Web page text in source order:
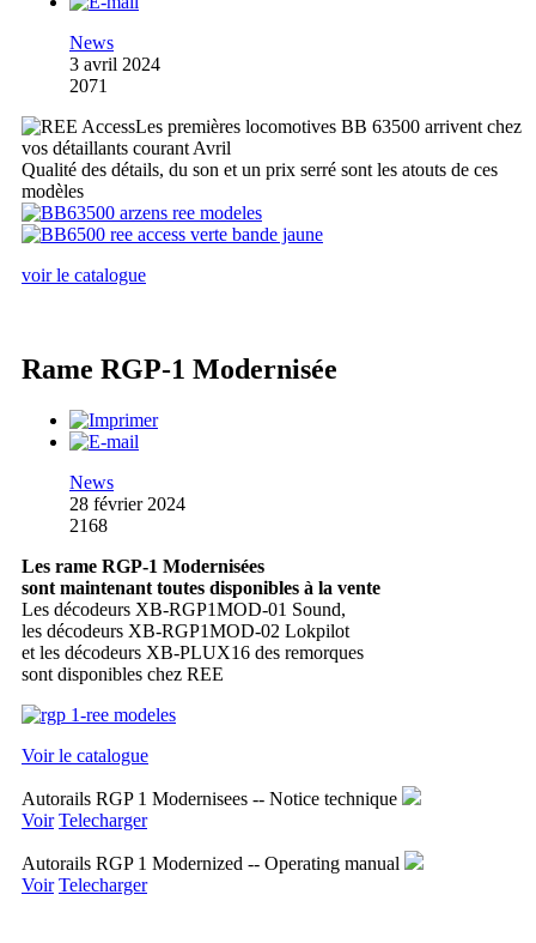
News
3 avril 2024
2071
Les premières locomotives BB 63500 arrivent chez
vos détaillants courant Avril
Qualité des détails, du son et un prix serré sont les atouts de ces
modèles
voir le catalogue
Rame RGP-1 Modernisée
News
28 février 2024
2168
Les rame RGP-1 Modernisées
sont maintenant toutes disponibles à la vente
Les décodeurs XB-RGP1MOD-01 Sound,
les décodeurs XB-RGP1MOD-02 Lokpilot
et les décodeurs XB-PLUX16 des remorques
sont disponibles chez REE
Voir le catalogue
Autorails RGP 1 Modernisees -- Notice technique
Voir Telecharger
Autorails RGP 1 Modernized -- Operating manual
Voir Telecharger